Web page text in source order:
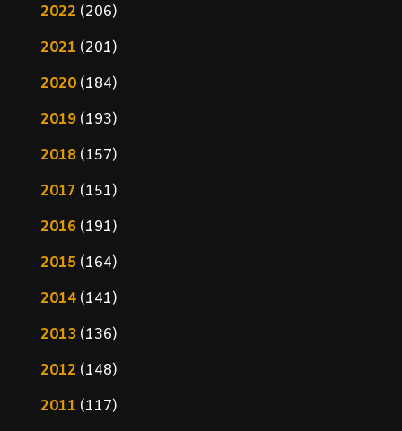
2022 (206)
2021 (201)
2020(184)
2019(193)
2018(157)
2017 (151)
2016(191)
2015(164)
2014(141)
2013(136)
2012 (148)
2011 (117)